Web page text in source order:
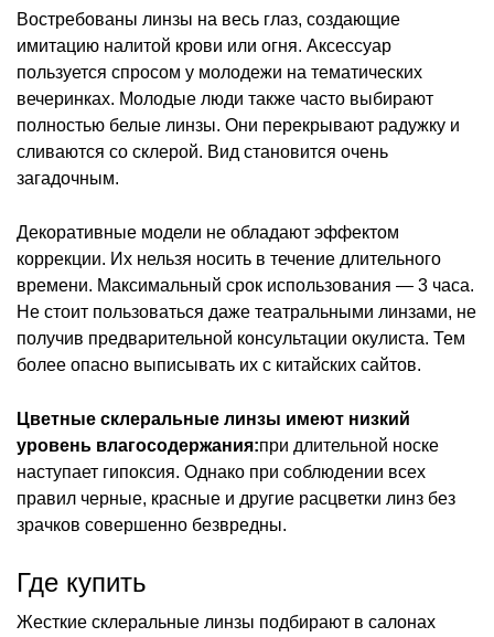
Востребованы линзы на весь глаз, создающие
имитацию налитой крови или огня. Аксессуар
пользуется спросом у молодежи на тематических
вечеринках. Молодые люди также часто выбирают
полностью белые линзы. Они перекрывают радужку и
сливаются со склерой. Вид становится очень
загадочным.
Декоративные модели не обладают эффектом
коррекции. Их нельзя носить в течение длительного
времени. Максимальный срок использования — 3 часа.
Не стоит пользоваться даже театральными линзами, не
получив предварительной консультации окулиста. Тем
более опасно выписывать их с китайских сайтов.
Цветные склеральные линзы имеют низкий
уровень влагосодержания:при длительной носке
наступает гипоксия. Однако при соблюдении всех
правил черные, красные и другие расцветки линз без
зрачков совершенно безвредны.
Где купить
Жесткие склеральные линзы подбирают в салонах